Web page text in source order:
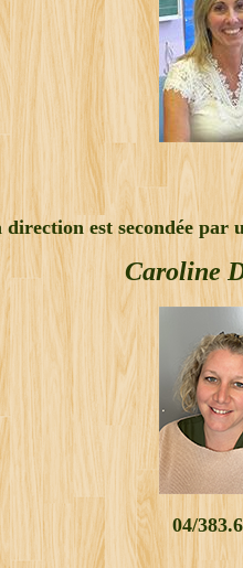
direction est secondée par
Caroline
04/